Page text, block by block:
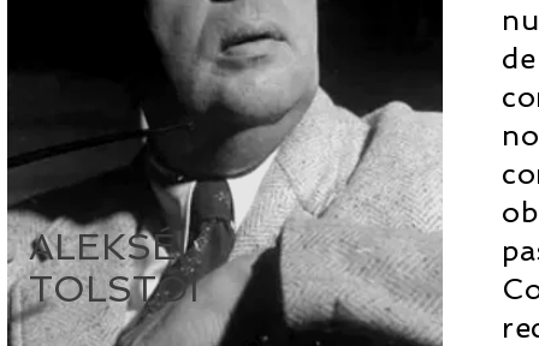
ALEKSÉI
TOLSTÓI